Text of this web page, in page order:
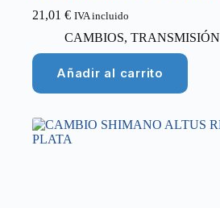
21,01 € IVA incluido
CAMBIOS, TRANSMISIÓN
Añadir al carrito